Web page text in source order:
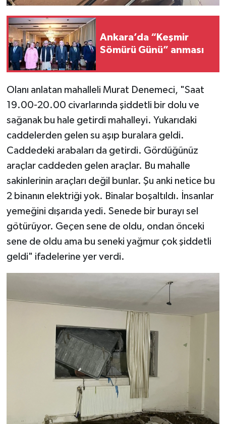
Ankara’da “Keşmir
Sömürü Günü” anması
Olanı anlatan mahalleli Murat Denemeci, "Saat
19.00-20.00 civarlarında şiddetli bir dolu ve
sağanak bu hale getirdi mahalleyi. Yukarıdaki
caddelerden gelen su aşıp buralara geldi.
Caddedeki arabaları da getirdi. Gördüğünüz
araçlar caddeden gelen araçlar. Bu mahalle
sakinlerinin araçları değil bunlar. Şu anki netice bu
2 binanın elektriği yok. Binalar boşaltıldı. İnsanlar
yemeğini dışarıda yedi. Senede bir burayı sel
götürüyor. Geçen sene de oldu, ondan önceki
sene de oldu ama bu seneki yağmur çok şiddetli
geldi" ifadelerine yer verdi.